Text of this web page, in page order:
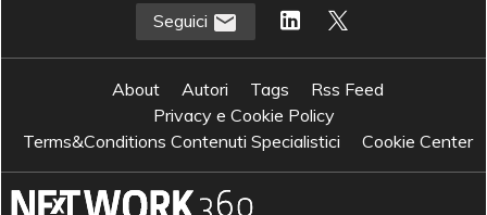
Seguici
About Autori Tags
Rss Feed
Privacy e Cookie Policy
Terms&Conditions Contenuti Specialistici
Cookie Center